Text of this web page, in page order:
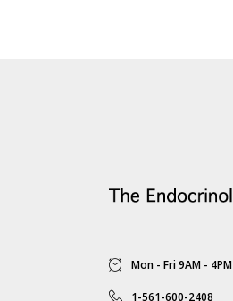
Mon - Fri 9AM - 4PM
1-561-600-2408